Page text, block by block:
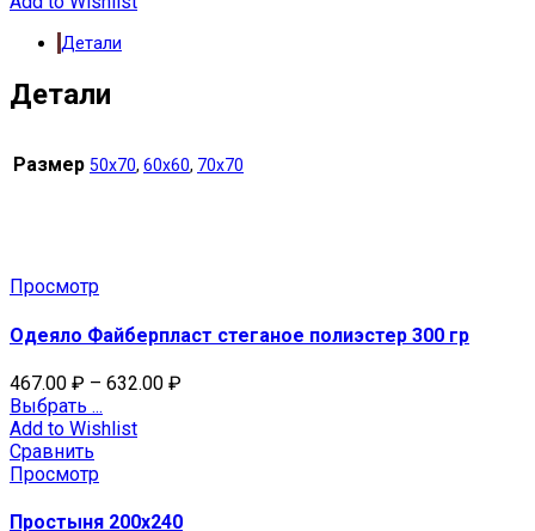
Детали
Детали
Размер 50х70, 60х60, 70х70
Просмотр
Одеяло Файберпласт стеганое полиэстер 300 гр
467.00 ₽ – 632.00 ₽
Выбрать ...
Add to Wishlist
Сравнить
Просмотр
Простыня 200х240